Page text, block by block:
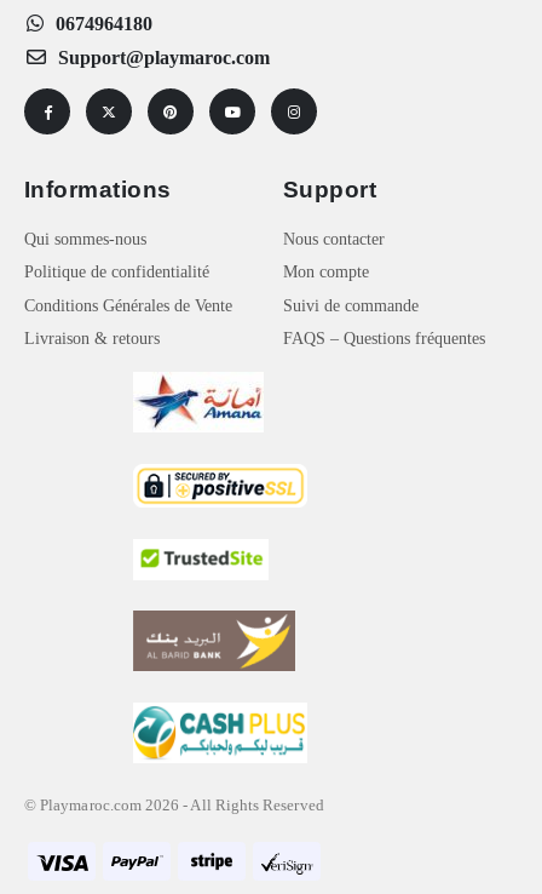
0674964180
Support@playmaroc.com
Informations
Qui sommes-nous
Politique de confidentialité
Conditions Générales de Vente
Livraison & retours
Support
Nous contacter
Mon compte
Suivi de commande
FAQS – Questions fréquentes
© Playmaroc.com 2026 - All Rights Reserved